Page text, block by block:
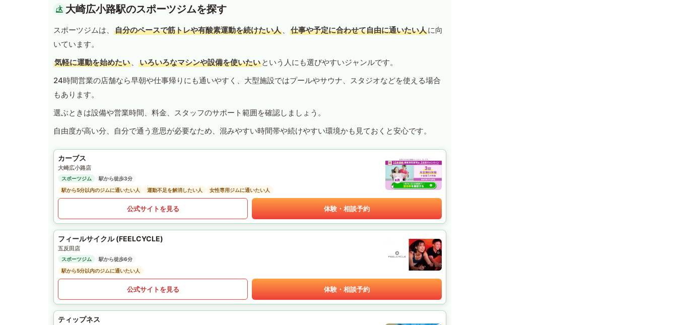
大崎広小路駅のスポーツジムを探す
スポーツジムは、 自分のペースで筋トレや有酸素運動を続けたい人 、 仕事や予定に合わせて自由に通いたい人に向
いています。
気軽に運動を始めたい 、 いろいろなマシンや設備を使いたい という人にも選びやすいジャンルです。
24時間営業の店舗なら早朝や仕事帰りにも通いやすく、大型施設ではプールやサウナ、スタジオなどを使える場合
もあります。
選ぶときは設備や営業時間、料金、スタッフのサポート範囲を確認しましょう。
自由度が高い分、自分で通う意思が必要なため、混みやすい時間帯や続けやすい環境かも見ておくと安心です。
カーブス
大崎広小路店
スポーツジム
駅から徒歩3分
駅から5分以内のジムに通いたい人
運動不足を解消したい人 女性専用ジムに通いたい人
公式サイトを見る 体験・相談予約
フィールサイクル (FEELCYCLE)
五反田店
スポーツジム
駅から徒歩6分
駅から5分以内のジムに通いたい人
公式サイトを見る 体験・相談予約
ティップネス